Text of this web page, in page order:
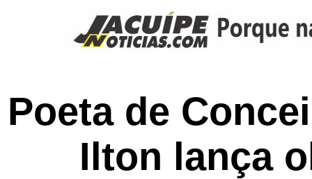
Poeta de
Ilton lança